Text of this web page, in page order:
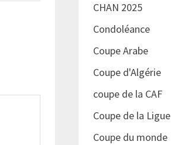
CHAN 2025
Condoléance
Coupe Arabe
Coupe d'Algérie
coupe de la CAF
Coupe de la Ligue
Coupe du monde